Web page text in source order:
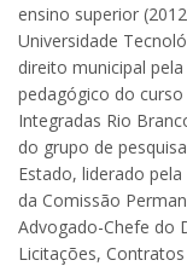
ensino superior
Universidade
direito municipal
pedagógico do
Integradas Rio
do grupo de
Estado, liderado
da Comissão
Advogado-Chefe do
Licitações,